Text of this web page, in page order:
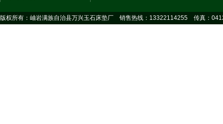
版权所有：岫岩满族自治县万兴玉石床垫厂 销售热线：13322114255 传真：